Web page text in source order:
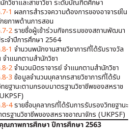
กวิชาและสาขาวิชา ระดับบัณฑิตศึกษา
1 ผลการสำรวจความต้องการของอาจารย์ใน
ภาพด้านการสอน
2รายชื่อผู้เข้าร่วมกิจกรรมของสถานพัฒนา
ะจำปีการศึกษา 2564
1 จำนวนพนักงานสายวิชาการที่ได้รับรางวัล
ำแนกตามสำนักวิชา
2จำนวนมิตราจารย์ จำแนกตามสำนักวิชา
3 ข้อมูลจำนวนบุคลากรสายวิชาการที่ได้รับ
ยฐานะตามกรอบมาตรฐานวิชาชีพของสหราช
4รายชื่อบุคลากรที่ได้รับการรับรองวิทยฐานะ
รฐานวิชาชีพของสหราชอาณาจักร (UKPSF)
ณภาพการศึกษา ปีการศึกษา 2563